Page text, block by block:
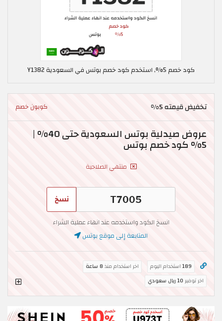
كود خصم 5%, استخدم كود خصم بوتس في السعودية Y1382
تخفيض قيمته 5% كوبون خصم
عروض صيدلية بوتس السعودية حتى 40% |
5% كود خصم بوتس
منتهي الصلاحية
نسخ
انسخ الكود واستخدمه عند انهاء عملية الشراء
المتابعة إلى موقع بوتس
189 استخدام اليوم اخر استخدام منذ 8 ساعة
اخر توفير 10 ريال سعودي